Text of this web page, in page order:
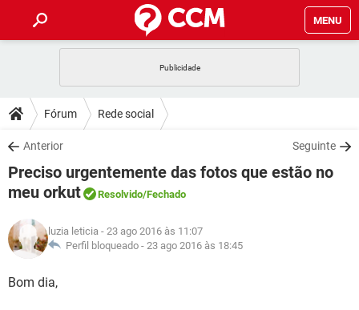
MENU
CELULAR
OUTLOOK
INSTAGRAM GMAIL
GUIA DE COMPRAS
DICAS
JOGOS
OUTLOOK
GUIA DE COMPRAS
DOWNLOADS
JOGOS WHATSAPP
CELULAR
OUTLOOK EXCEL
INSTAGRAM
GUIA DE COMPRAS
CELULAR FACEBOOK
GLOSSÁRIO
JOGOS
CELULAR
Fórum Rede social
Anterior Seguinte
Preciso urgentemente das fotos que estão no
meu orkut
Resolvido/Fechado
luzia leticia - 23 ago 2016 às 11:07
Perfil bloqueado - 23 ago 2016 às 18:45
Bom dia,